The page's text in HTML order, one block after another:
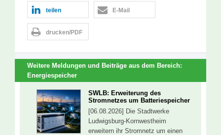
teilen E-Mail
drucken/PDF
Weitere Meldungen und Beiträge aus dem Bereich:
Energiespeicher
SWLB: Erweiterung des
Stromnetzes um Batteriespeicher
[06.08.2026] Die Stadtwerke
Ludwigsburg-Kornwestheim
erweitern ihr Stromnetz um einen